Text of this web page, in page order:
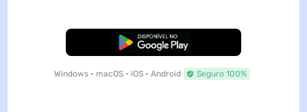
Baixar Grátis
Windows • macOS • iOS • Android Seguro 100%